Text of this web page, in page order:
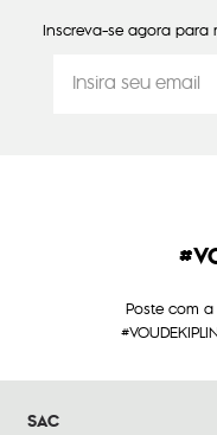
Inscreva-se agora para
Poste com
SAC